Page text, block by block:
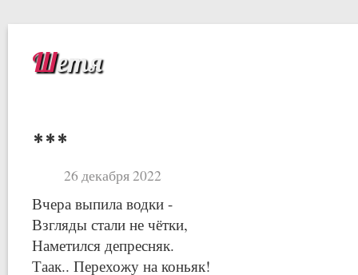
Шетя
***
26 декабря 2022
Вчера выпила водки -
Взгляды стали не чётки,
Наметился депресняк.
Таак.. Перехожу на коньяк!